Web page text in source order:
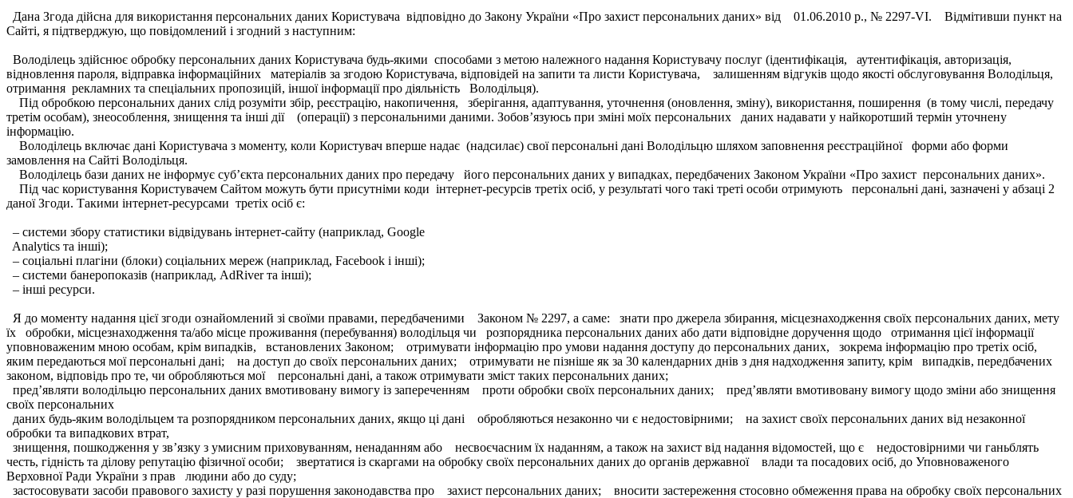
Дана Згода дійсна для використання персональних даних Користувача відповідно до Закону України «Про захист персональних даних» від 01.06.2010 р., № 2297-VI. Відмітивши пункт на
Сайті, я підтверджую, що повідомлений і згодний з наступним:
Володілець здійснює обробку персональних даних Користувача будь-якими способами з метою належного надання Користувачу послуг (ідентифікація, аутентифікація, авторизація,
відновлення пароля, відправка інформаційних матеріалів за згодою Користувача, відповідей на запити та листи Користувача, залишенням відгуків щодо якості обслуговування Володільця,
отримання рекламних та спеціальних пропозицій, іншої інформації про діяльність Володільця).
Під обробкою персональних даних слід розуміти збір, реєстрацію, накопичення, зберігання, адаптування, уточнення (оновлення, зміну), використання, поширення (в тому числі, передачу
третім особам), знеособлення, знищення та інші дії (операції) з персональними даними. Зобов’язуюсь при зміні моїх персональних даних надавати у найкоротший термін уточнену
інформацію.
Володілець включає дані Користувача з моменту, коли Користувач вперше надає (надсилає) свої персональні дані Володільцю шляхом заповнення реєстраційної форми або форми
замовлення на Сайті Володільця.
Володілець бази даних не інформує суб’єкта персональних даних про передачу його персональних даних у випадках, передбачених Законом України «Про захист персональних даних».
Під час користування Користувачем Сайтом можуть бути присутніми коди інтернет-ресурсів третіх осіб, у результаті чого такі треті особи отримують персональні дані, зазначені у абзаці 2
даної Згоди. Такими інтернет-ресурсами третіх осіб є:
– системи збору статистики відвідувань інтернет-сайту (наприклад, Google
Analytics та інші);
– соціальні плагіни (блоки) соціальних мереж (наприклад, Facebook і інші);
– системи банеропоказів (наприклад, AdRiver та інші);
– інші ресурси.
Я до моменту надання цієї згоди ознайомлений зі своїми правами, передбаченими Законом № 2297, а саме: знати про джерела збирання, місцезнаходження своїх персональних даних, мету
їх обробки, місцезнаходження та/або місце проживання (перебування) володільця чи розпорядника персональних даних або дати відповідне доручення щодо отримання цієї інформації
уповноваженим мною особам, крім випадків, встановлених Законом; отримувати інформацію про умови надання доступу до персональних даних, зокрема інформацію про третіх осіб,
яким передаються мої персональні дані; на доступ до своїх персональних даних; отримувати не пізніше як за 30 календарних днів з дня надходження запиту, крім випадків, передбачених
законом, відповідь про те, чи обробляються мої персональні дані, а також отримувати зміст таких персональних даних;
пред’являти володільцю персональних даних вмотивовану вимогу із запереченням проти обробки своїх персональних даних; пред’являти вмотивовану вимогу щодо зміни або знищення
своїх персональних
даних будь-яким володільцем та розпорядником персональних даних, якщо ці дані обробляються незаконно чи є недостовірними; на захист своїх персональних даних від незаконної
обробки та випадкових втрат,
знищення, пошкодження у зв’язку з умисним приховуванням, ненаданням або несвоєчасним їх наданням, а також на захист від надання відомостей, що є недостовірними чи ганьблять
честь, гідність та ділову репутацію фізичної особи; звертатися із скаргами на обробку своїх персональних даних до органів державної влади та посадових осіб, до Уповноваженого
Верховної Ради України з прав людини або до суду;
застосовувати засоби правового захисту у разі порушення законодавства про захист персональних даних; вносити застереження стосовно обмеження права на обробку своїх персональних